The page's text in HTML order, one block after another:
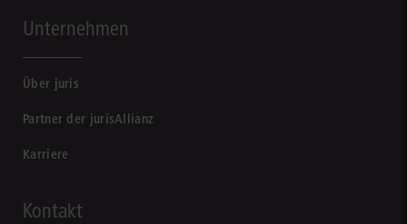
Unternehmen
Über juris
Partner der jurisAllianz
Karriere
Kontakt